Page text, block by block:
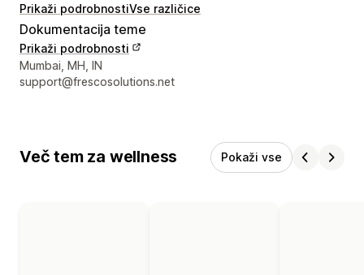
Prikaži podrobnostiVse različice
Dokumentacija teme
Prikaži podrobnosti
Podatki za stik z oblikovalcem
Mumbai, MH, IN
support@frescosolutions.net
Več tem za wellness Pokaži vse